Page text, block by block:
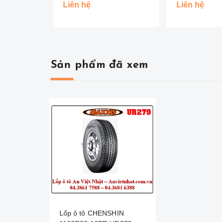
Đồng Tiền )
Liên hệ Liên hệ
Sản phẩm đã xem
Lốp ô tô CHENSHIN